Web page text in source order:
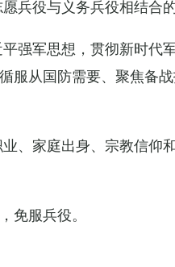
兵役与义务兵役相结合的
强军思想，贯彻新时代
服从国防需要、聚焦备
、家庭出身、宗教信仰
免服兵役。